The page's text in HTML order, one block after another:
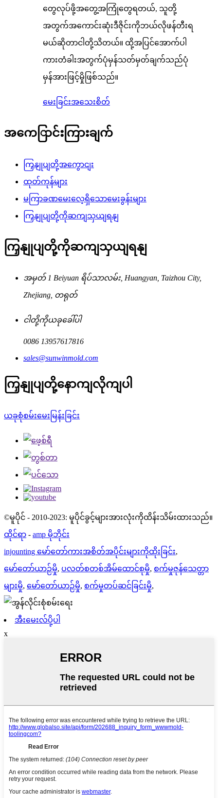
တွေလုပ်ဖို့အတွေ့အကြုံတွေရတယ်, သူတို့
အတွက်အကောင်းဆုံးဒီဇိုင်းကိုဘယ်လိုဖန်တီးရ
မယ်ဆိုတာငါတို့သိတယ်။ ထို့အပြင်အောက်ပါ
ကားတံခါးအတွက်ပုံမှန်သတ်မှတ်ချက်သည်ပုံ
မှန်အားဖြင့်မှိုဖြစ်သည်။
မေးခြင်းအသေးစိတ်
အကေြာင်းကြားချက်
ကြှနျုပျတို့အကွောငျး
ထုတ်ကုန်များ
မကြာခဏမေးလေ့ရှိသောမေးခွန်းများ
ကြှနျုပျတို့ကိုဆကျသှယျရနျ
ကြှနျုပျတို့ကိုဆကျသှယျရနျ
အမှတ် 1 Beiyuan ရိပ်သာလမ်း, Huangyan, Taizhou City,
Zhejiang, တရုတ်
ငါတို့ကိုယခုခေါ်ပါ
0086 13957617816
sales@sunwinmold.com
ကြှနျုပျတို့နောကျလိုကျပါ
ယခုစုံစမ်းမေးမြန်းခြင်း
©မူပိုင် - 2010-2023: မူပိုင်ခွင့်များအားလုံးကိုထိန်းသိမ်းထားသည်။
ထိုင်ရာ - amp မိုဘိုင်း
injounting မော်တော်ကားအစိတ်အပိုင်းများကိုထိုးခြင်း,
မော်တော်ယာဉ်မှို, ပလတ်စတစ်အိမ်ထောင်စုမှို, စက်မှုဇုန်သေတ္တာ
များမှို, မော်တော်ယာဉ်မှို, စက်မှုတပ်ဆင်ခြင်းမှို,
အီးမေးလ်ပို့ပါ
x